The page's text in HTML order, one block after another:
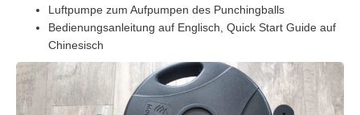
Luftpumpe zum Aufpumpen des Punchingballs
Bedienungsanleitung auf Englisch, Quick Start Guide auf
Chinesisch